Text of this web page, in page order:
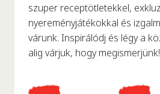
szuper receptötletekkel,
nyereményjátékokkal és
várunk. Inspirálódj és légy a
alig várjuk, hogy megismerjünk!